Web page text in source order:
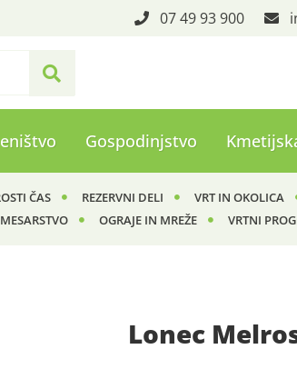
07 49 93 900
Gospodinjstvo
ČAS REZERVNI DELI VRT IN OKOLICA
MESARSTVO OGRAJE IN MREŽE VRTNI
Lonec